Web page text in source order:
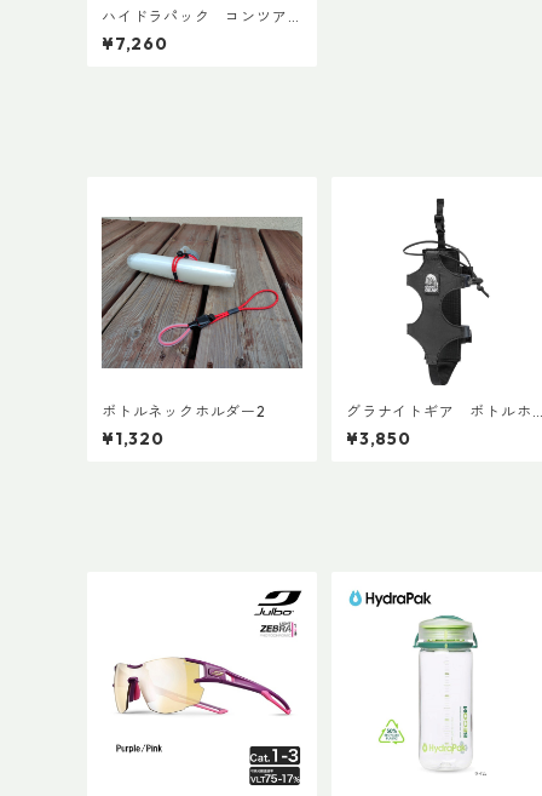
ハイドラパック コンツア
ー ２L
¥7,260
ボトルネックホルダー2
¥1,320
グラナイトギア ボトルホ
ルスター
¥3,850